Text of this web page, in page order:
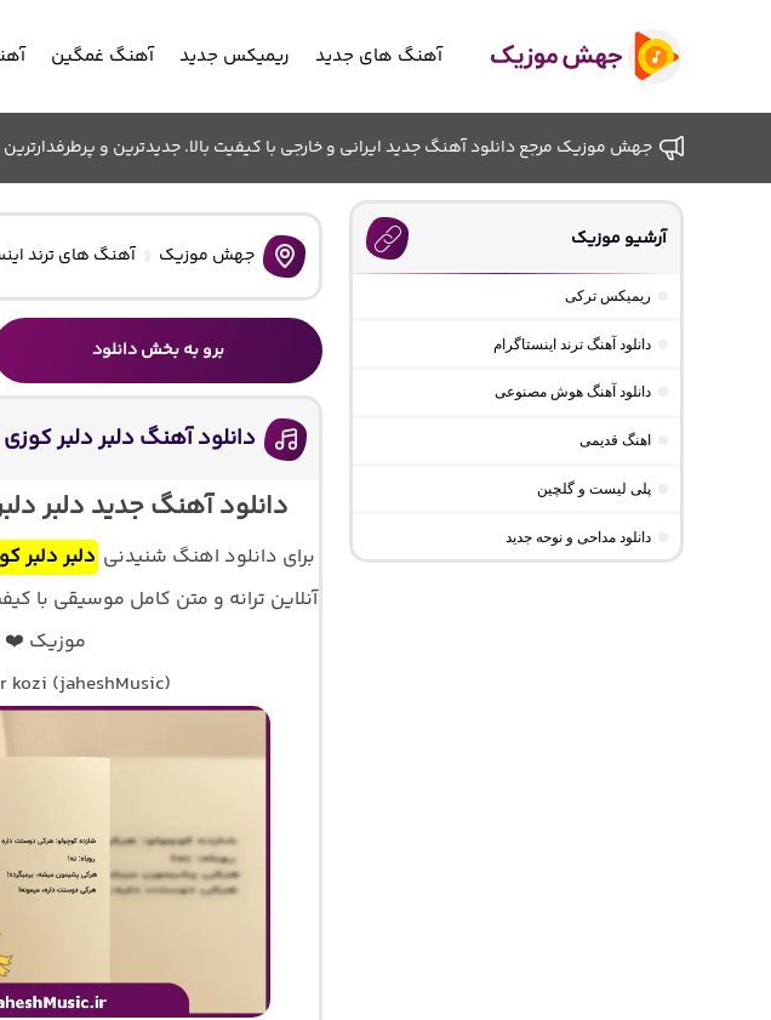
آهنگ های جدید ریمیکس جدید آهنگ غمگین
جهش موزیک مرجع دانلود آهنگ جدید ایرانی و خارجی با کیفیت بالا. جدیدترین و
جهش موزیک آهنگ های ترند
برو به بخش دانلود
دانلود آهنگ دلبر دلبر کوزی
دانلود آهنگ جدید دلبر
برای دانلود اهنگ شنیدنی دلبر دلبر
موزیک ❤️
kozi (jaheshMusic)
آرشیو موزیک
ریمیکس ترکی
دانلود آهنگ ترند اینستاگرام
دانلود آهنگ هوش مصنوعی
اهنگ قدیمی
پلی لیست و گلچین
دانلود مداحی و نوحه جدید